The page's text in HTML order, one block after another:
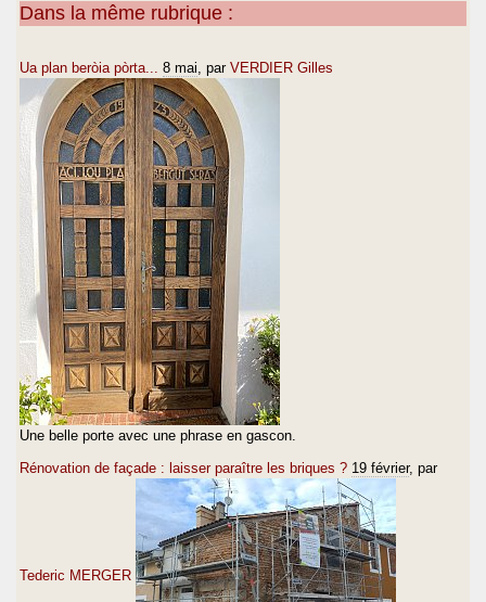
Dans la même rubrique :
Ua plan beròia pòrta... 8 mai , par VERDIER Gilles
Une belle porte avec une phrase en gascon.
Rénovation de façade : laisser paraître les briques ? 19 février, par
Tederic MERGER